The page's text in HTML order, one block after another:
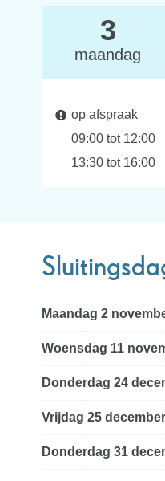
van
3
maandag
op afspraak
09:00tot 12:00
&
13:30tot 16:00
maandag 2
woensdag 11
donderdag 24
vrijdag 25
donderdag 31